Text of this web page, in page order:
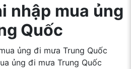
nhập mua ủng
Quốc
ủng đi mưa Trung Quốc